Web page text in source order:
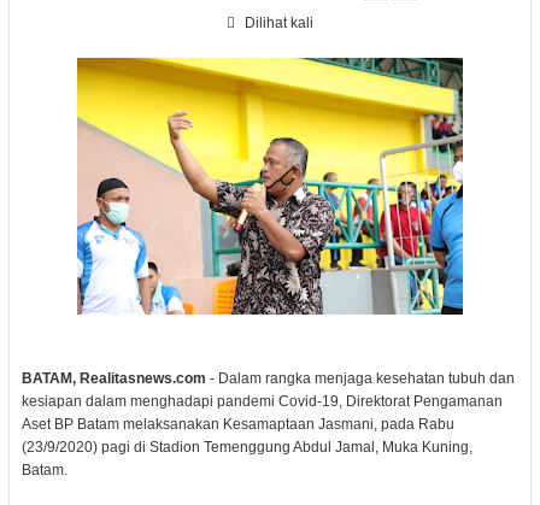
Dilihat kali
BATAM, Realitasnews.com - Dalam rangka menjaga kesehatan tubuh dan
kesiapan dalam menghadapi pandemi Covid-19, Direktorat Pengamanan
Aset BP Batam melaksanakan Kesamaptaan Jasmani, pada Rabu
(23/9/2020) pagi di Stadion Temenggung Abdul Jamal, Muka Kuning,
Batam.